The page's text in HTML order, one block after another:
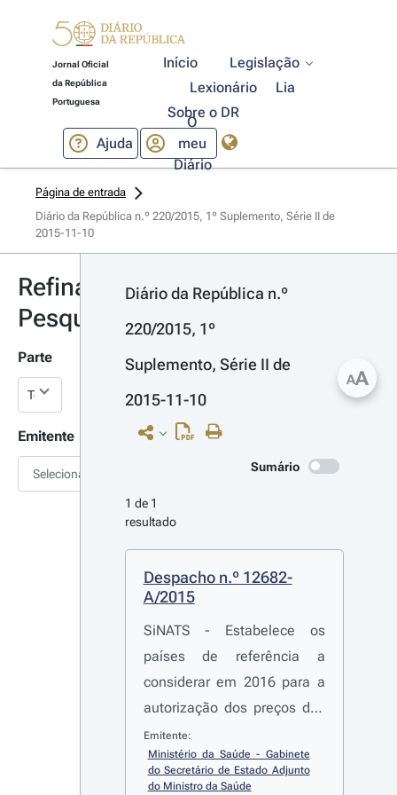
Jornal Oficial
da República
Portuguesa
Início
Legislação
Lexionário
Lia
Sobre o DR
Ajuda
O
meu
Diário
Página de entrada
Diário da República n.º 220/2015, 1º Suplemento, Série II de
2015-11-10
Refinar
Pesquisa
Parte
Emitente
Selecionar
Diário da República n.º
220/2015, 1º
Suplemento, Série II de
2015-11-10
Sumário
1 de 1
resultado
Despacho n.º 12682-
A/2015
SiNATS - Estabelece os
países de referência a
considerar em 2016 para a
autorização dos preços dos
novos medicamentos, bem
como para efeitos de
revisão anual de preços dos
Emitente:
Ministério da Saúde - Gabinete
do Secretário de Estado Adjunto
do Ministro da Saúde
AA